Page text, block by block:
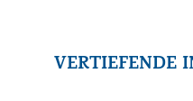
VERTIEFENDE